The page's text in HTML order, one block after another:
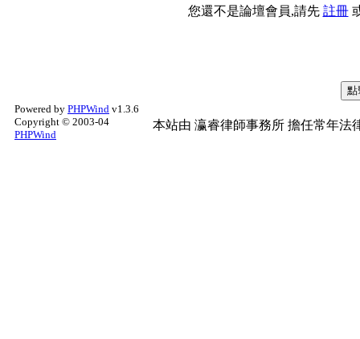
您還不是論壇會員,請先 註冊
Powered by PHPWind v1.3.6
Copyright © 2003-04
PHPWind
本站由 瀛睿律師事務所 擔任常年法